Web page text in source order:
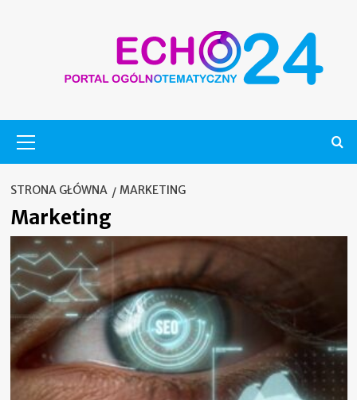
główne
STRONA GŁÓWNA MARKETING
Marketing